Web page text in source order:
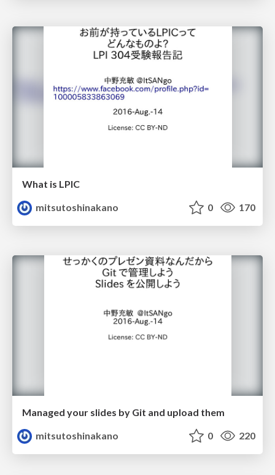
What is LPIC
mitsutoshinakano
0 170
Managed your slides by Git and upload them
mitsutoshinakano
0 220